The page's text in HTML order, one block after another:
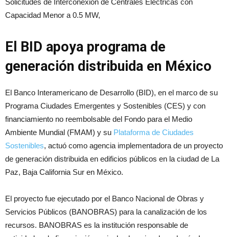
Solicitudes de Interconexión de Centrales Eléctricas con
Capacidad Menor a 0.5 MW,
El BID apoya programa de
generación distribuida en México
El Banco Interamericano de Desarrollo (BID), en el marco de su
Programa Ciudades Emergentes y Sostenibles (CES) y con
financiamiento no reembolsable del Fondo para el Medio
Ambiente Mundial (FMAM) y su Plataforma de Ciudades
Sostenibles, actuó como agencia implementadora de un proyecto
de generación distribuida en edificios públicos en la ciudad de La
Paz, Baja California Sur en México.
El proyecto fue ejecutado por el Banco Nacional de Obras y
Servicios Públicos (BANOBRAS) para la canalización de los
recursos. BANOBRAS es la institución responsable de